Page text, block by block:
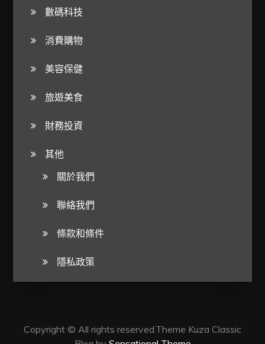
數碼科技
消費購物
美容保健
旅遊美食
財務投資
其他
關於我們
聯絡我們
條款和條件
隱私政策
Copyright © All rights reserved.Theme Kuza Classic